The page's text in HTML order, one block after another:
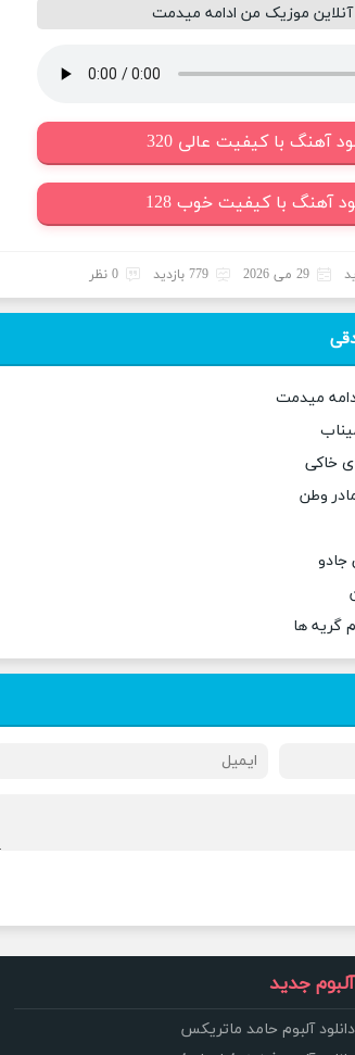
موزیک من ادامه میدمت
آهنگ با کیفیت عالی 320
آهنگ با کیفیت خوب 128
29 می 2026 779 بازدید 0 نظر
میدمت
خاکی
وطن
جادو
گریه ها
آلبوم جدید
دانلود آلبوم حامد ماتریکس